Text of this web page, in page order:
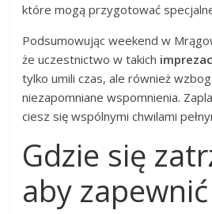
które mogą przygotować
Podsumowując weekend w
że uczestnictwo w takich
tylko umili czas, ale również
niezapomniane wspomnienia.
ciesz się wspólnymi chwilami
Gdzie się
aby